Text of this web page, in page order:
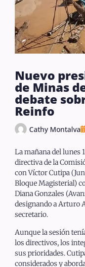
Nuevo
de Minas
debate
Reinfo
Cathy Montalva
La mañana del lunes
directiva de la
con Víctor Cutipa
Bloque Magisterial)
Diana Gonzales
designando a Arturo
secretario.
Aunque la sesión
los directivos, los
sus prioridades.
considerados y